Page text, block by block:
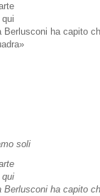
ha capito
soli
qui
ha capito